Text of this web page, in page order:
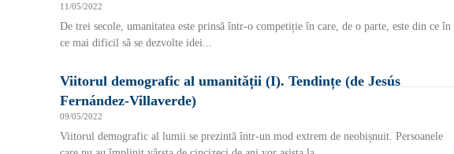
11/05/2022
De trei secole, umanitatea este prinsă într-o competiție în care, de o parte, este din ce în
ce mai dificil să se dezvolte idei...
Viitorul demografic al umanității (I). Tendințe (de Jesús
Fernández-Villaverde)
09/05/2022
Viitorul demografic al lumii se prezintă într-un mod extrem de neobișnuit. Persoanele